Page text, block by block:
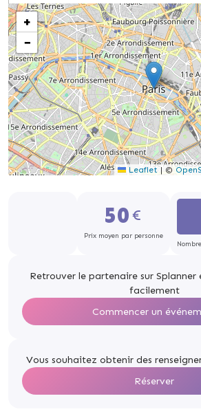
+
−
Leaflet | ©
50
Prix moyen par personne
Retrouver le partenaire sur Splanner
facilement
Commencer un
Vous souhaitez obtenir des
Réserver